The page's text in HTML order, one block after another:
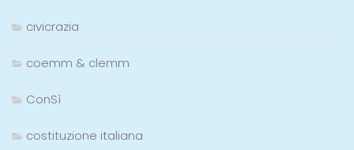
civicrazia
coemm & clemm
ConSì
costituzione italiana